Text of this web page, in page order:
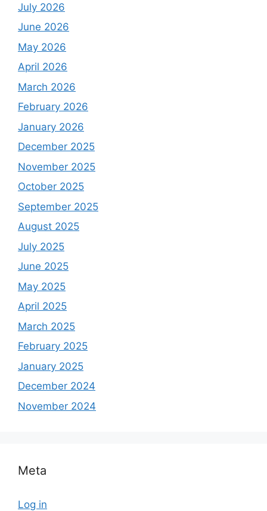
July 2026
June 2026
May 2026
April 2026
March 2026
February 2026
January 2026
December 2025
November 2025
October 2025
September 2025
August 2025
July 2025
June 2025
May 2025
April 2025
March 2025
February 2025
January 2025
December 2024
November 2024
Meta
Log in